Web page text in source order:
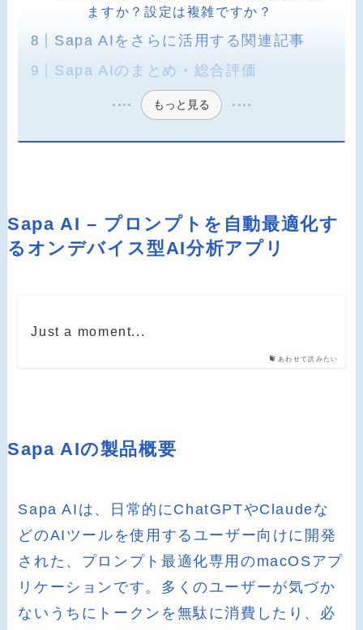
ますか？設定は複雑ですか？
Sapa AIをさらに活用する関連記事
Sapa AIのまとめ・総合評価
もっと見る
Sapa AI – プロンプトを自動最適化す
るオンデバイス型AI分析アプリ
あわせて読みたい
Just a moment...
Sapa AIの製品概要
Sapa AIは、日常的にChatGPTやClaudeな
どのAIツールを使用するユーザー向けに開発
された、プロンプト最適化専用のmacOSアプ
リケーションです。多くのユーザーが気づか
ないうちにトークンを無駄に消費したり、必